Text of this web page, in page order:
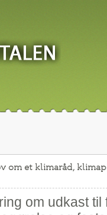
om et klimaråd,
om udkast